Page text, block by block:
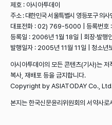
제호 : 아시아투데이
주소 : 대한민국 서울특별시 영등포구 의
대표전화 : 02) 769-5000 | 등록번호
등록일 : 2006년 1월 18일 | 회장·발행
발행일자 : 2005년 11월 11일 | 청소년
아시아투데이의 모든 콘텐츠(기사)는 저
복사, 재배포 등을 금지합니다.
Copyright by ASIATODAY Co.,
본지는 한국신문윤리위원회의 서약사